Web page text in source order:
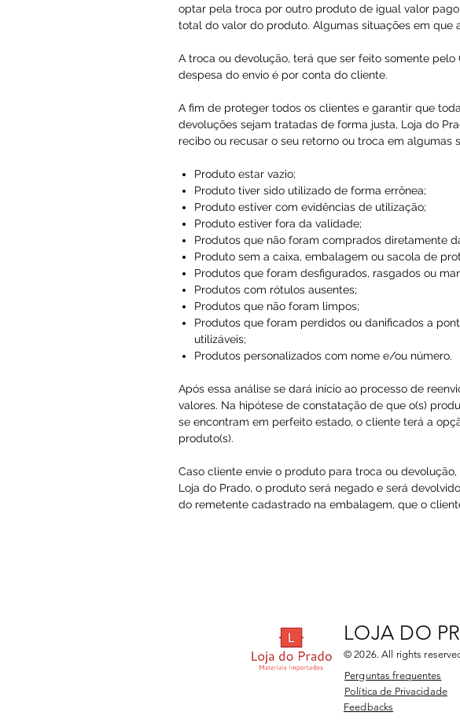
optar pela troca por outro produto de igual valor
total do valor do produto. Algumas situações em que
A troca ou devolução, terá que ser feito somente pelo
despesa do envio é por conta do cliente.
A fim de proteger todos os clientes e garantir que
devoluções sejam tratadas de forma justa, Loja do
recibo ou recusar o seu retorno ou troca em algumas
Produto estar vazio;
Produto tiver sido utilizado de forma errônea;
Produto estiver com evidências de utilização;
Produto estiver fora da validade;
Produtos que não foram comprados diretamente
Produto sem a caixa, embalagem ou sacola de
Produtos que foram desfigurados, rasgados ou
Produtos com rótulos ausentes;
Produtos que não foram limpos;
Produtos que foram perdidos ou danificados a
utilizáveis;
Produtos personalizados com nome e/ou número.
Após essa análise se dará início ao processo de
valores. Na hipótese de constatação de que o(s)
se encontram em perfeito estado, o cliente terá a
produto(s).
Caso cliente envie o produto para troca ou
Loja do Prado, o produto será negado e será
do remetente cadastrado na embalagem, que o
LOJA DO
© 2026. All rights
Perguntas frequentes
Política de Privacidade
Feedbacks